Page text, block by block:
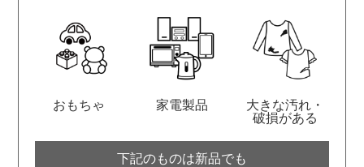
おもちゃ 家電製品
大きな汚れ・
破損がある
下記のものは新品でも